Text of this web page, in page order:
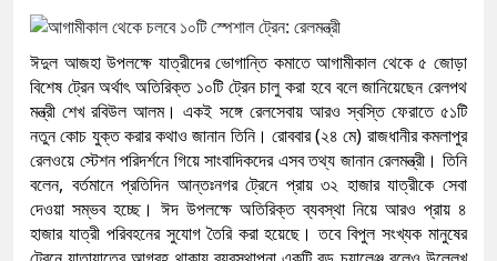
ঈদুল আজহা উপলক্ষে যাত্রীদের ভোগান্তি কমাতে আগামীকাল থেকে ৫ জোড়া
বিশেষ ট্রেন অর্থাৎ অতিরিক্ত ১০টি ট্রেন চালু করা হবে বলে জানিয়েছেন রেলপথ
মন্ত্রী শেখ রবিউল আলম। একই সঙ্গে রেলসেবায় আরও স্বস্তি ফেরাতে ৫১টি
নতুন কোচ যুক্ত করার কথাও জানান তিনি। রোববার (২৪ মে) রাজধানীর কমলাপুর
রেলওয়ে স্টেশন পরিদর্শনে গিয়ে সাংবাদিকদের এসব তথ্য জানান রেলমন্ত্রী। তিনি
বলেন, বর্তমানে প্রতিদিন আন্তঃনগর ট্রেনে প্রায় ৩২ হাজার যাত্রীকে সেবা
দেওয়া সম্ভব হচ্ছে। ঈদ উপলক্ষে অতিরিক্ত ব্যবস্থা নিয়ে আরও প্রায় ৪
হাজার যাত্রী পরিবহনের সুযোগ তৈরি করা হয়েছে। তবে বিপুল সংখ্যক মানুষের